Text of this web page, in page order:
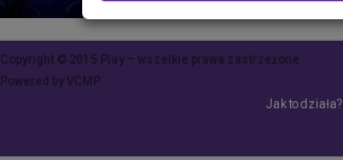
Copyright © 2015 Play – wszelkie prawa zastrzeżone
Powered byVCMP
Jak to działa?